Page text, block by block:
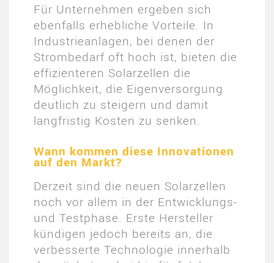
Für Unternehmen ergeben sich
ebenfalls erhebliche Vorteile. In
Industrieanlagen, bei denen der
Strombedarf oft hoch ist, bieten die
effizienteren Solarzellen die
Möglichkeit, die Eigenversorgung
deutlich zu steigern und damit
langfristig Kosten zu senken.
Wann kommen diese Innovationen
auf den Markt?
Derzeit sind die neuen Solarzellen
noch vor allem in der Entwicklungs-
und Testphase. Erste Hersteller
kündigen jedoch bereits an, die
verbesserte Technologie innerhalb